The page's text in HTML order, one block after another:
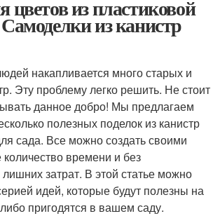
из пластиковой
из канистр
накапливается много старых и
Эту проблему легко решить. Не стоит
данное добро! Мы предлагаем
полезных поделок из канистр
сада. Все можно создать своими
времени и без
затрат. В этой статье можно
идей, которые будут полезны на
пригодятся в вашем саду.